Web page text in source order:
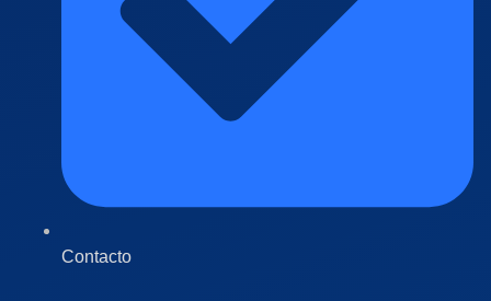
Contacto